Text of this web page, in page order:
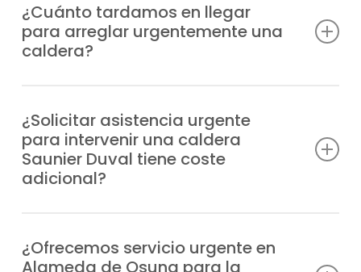
¿Cuánto tardamos en llegar
para arreglar urgentemente una
caldera?
menor tiempo posible, normalmente en un
periodo de 1-2 horas desde tu solicitud de
asistencia, dependiendo de la zona y la
carga de trabajo con el que cuente nuestro
¿Solicitar asistencia urgente
para intervenir una caldera
Saunier Duval tiene coste
adicional?
o fuera de nuestro horario de trabajo, la
¿Ofrecemos servicio urgente en
Alameda de Osuna para la